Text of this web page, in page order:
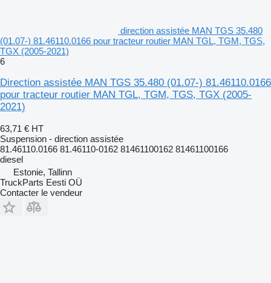
direction assistée MAN TGS 35.480
(01.07-) 81.46110.0166 pour tracteur routier MAN TGL, TGM, TGS,
TGX (2005-2021)
6
Direction assistée MAN TGS 35.480 (01.07-) 81.46110.0166
pour tracteur routier MAN TGL, TGM, TGS, TGX (2005-
2021)
63,71 € HT
Suspension - direction assistée
81.46110.0166 81.46110-0162 81461100162 81461100166
diesel
Estonie, Tallinn
TruckParts Eesti OÜ
Contacter le vendeur